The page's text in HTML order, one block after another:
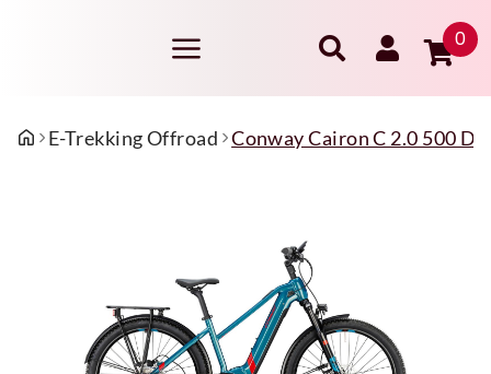
0
E-Trekking Offroad Conway Cairon C 2.0 500